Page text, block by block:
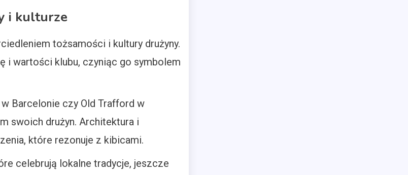
i kulturze
tożsamości i kultury drużyny.
i wartości klubu, czyniąc go symbolem
Barcelonie czy Old Trafford w
swoich drużyn. Architektura i
które rezonuje z kibicami.
celebrują lokalne tradycje, jeszcze